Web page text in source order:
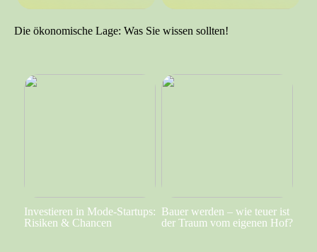
Die ökonomische Lage: Was Sie wissen sollten!
Investieren in Mode-Startups:
Risiken & Chancen
Bauer werden – wie teuer ist
der Traum vom eigenen Hof?